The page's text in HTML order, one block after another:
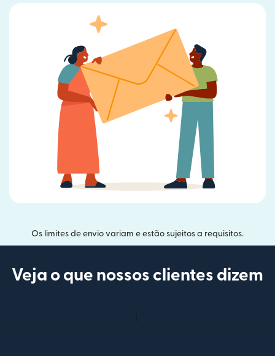
Os limites de envio variam e estão sujeitos a requisitos.
Veja o que nossos clientes dizem